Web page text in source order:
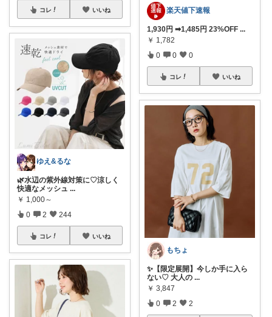
コレ いいね
ゆえ&るな
🌿水辺の紫外線対策に♡涼しく
快適なメッシュ ...
￥ 1,000～
0 2 244
コレ いいね
楽天値下速報
1,930円 ➡1,485円 23%OFF ...
￥ 1,782
0 0 0
コレ いいね
もちょ
✨【限定展開】今しか手に入ら
ない♡ 大人の ...
￥ 3,847
0 2 2